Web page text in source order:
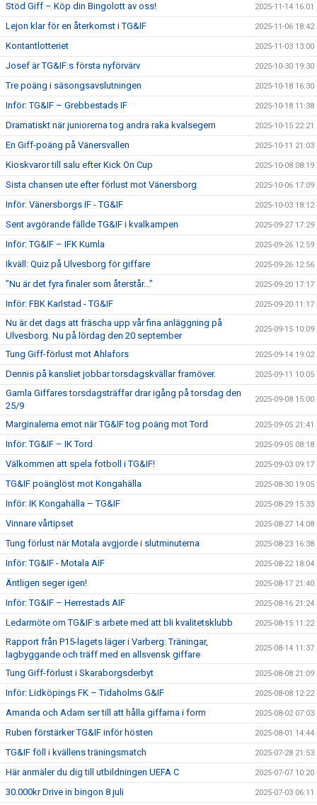
Stöd Giff – Köp din Bingolott av oss! 2025-11-14 16:01
Lejon klar för en återkomst i TG&IF 2025-11-06 18:42
Kontantlotteriet 2025-11-03 13:00
Josef är TG&IF:s första nyförvärv 2025-10-30 19:30
Tre poäng i säsongsavslutningen 2025-10-18 16:30
Inför: TG&IF – Grebbestads IF 2025-10-18 11:38
Dramatiskt när juniorerna tog andra raka kvalsegern 2025-10-15 22:21
En Giff-poäng på Vänersvallen 2025-10-11 21:03
Kioskvaror till salu efter Kick On Cup 2025-10-08 08:19
Sista chansen ute efter förlust mot Vänersborg 2025-10-06 17:09
Inför: Vänersborgs IF - TG&IF 2025-10-03 18:12
Sent avgörande fällde TG&IF i kvalkampen 2025-09-27 17:29
Inför: TG&IF – IFK Kumla 2025-09-26 12:59
Ikväll: Quiz på Ulvesborg för giffare 2025-09-26 12:56
”Nu är det fyra finaler som återstår...” 2025-09-20 17:17
Inför: FBK Karlstad - TG&IF 2025-09-20 11:17
Nu är det dags att fräscha upp vår fina anläggning på
Ulvesborg. Nu på lördag den 20 september
2025-09-15 10:09
Tung Giff-förlust mot Ahlafors 2025-09-14 19:02
Dennis på kansliet jobbar torsdagskvällar framöver. 2025-09-11 10:05
Gamla Giffares torsdagsträffar drar igång på torsdag den
25/9
2025-09-08 15:00
Marginalerna emot när TG&IF tog poäng mot Tord 2025-09-05 21:41
Inför: TG&IF – IK Tord 2025-09-05 08:18
Välkommen att spela fotboll i TG&IF! 2025-09-03 09:17
TG&IF poänglöst mot Kongahälla 2025-08-30 19:05
Inför: IK Kongahälla – TG&IF 2025-08-29 15:33
Vinnare vårtipset 2025-08-27 14:08
Tung förlust när Motala avgjorde i slutminuterna 2025-08-23 16:38
Inför: TG&IF - Motala AIF 2025-08-22 18:04
Äntligen seger igen! 2025-08-17 21:40
Inför: TG&IF – Herrestads AIF 2025-08-16 21:24
Ledarmöte om TG&IF:s arbete med att bli kvalitetsklubb 2025-08-15 11:22
Rapport från P15-lagets läger i Varberg: Träningar,
lagbyggande och träff med en allsvensk giffare
2025-08-14 11:37
Tung Giff-förlust i Skaraborgsderbyt 2025-08-08 21:09
Inför: Lidköpings FK – Tidaholms G&IF 2025-08-08 12:22
Amanda och Adam ser till att hålla giffarna i form 2025-08-02 07:03
Ruben förstärker TG&IF inför hösten 2025-08-01 14:44
TG&IF föll i kvällens träningsmatch 2025-07-28 21:53
Här anmäler du dig till utbildningen UEFA C 2025-07-07 10:20
30.000kr Drive in bingon 8 juli 2025-07-03 06:11